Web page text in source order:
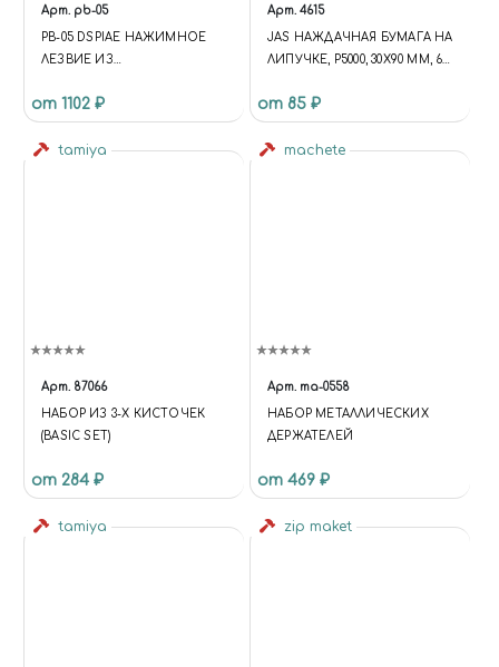
Арт. pb-05
PB-05 DSPIAE НАЖИМНОЕ
ЛЕЗВИЕ ИЗ
ММ
от 1102 ₽
Арт. 4615
JAS НАЖДАЧНАЯ БУМАГА НА
ЛИПУЧКЕ, P5000, 30X90 ММ, 6
от 85 ₽
tamiya
Арт. 87066
НАБОР ИЗ 3-Х КИСТОЧЕК
(BASIC SET)
от 284 ₽
machete
Арт. ma-0558
НАБОР МЕТАЛЛИЧЕСКИХ
ДЕРЖАТЕЛЕЙ
от 469 ₽
tamiya zip maket